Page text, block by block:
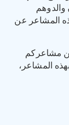
والدوهم
المشاعر عن
عن مشاعركم
المشاعر،